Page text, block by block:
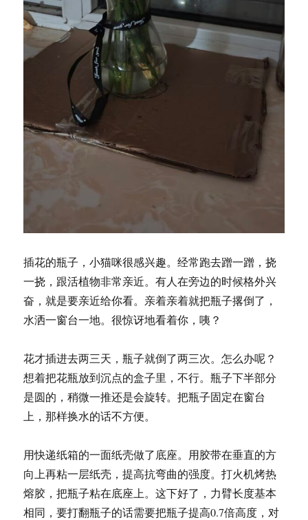
插花的瓶子，小猫咪很感兴趣。经常跑去蹭一蹭，挠
一挠，跟活植物非常亲近。有人在旁边的时候格外兴
奋，就是要亲近给你看。亲着亲着就把瓶子撂倒了，
水洒一窗台一地。很惊讶地看着你，咦？
花才插进去两三天，瓶子就倒了两三次。怎么办呢？
想着把花瓶放到沉点的盒子里，不行。瓶子下半部分
是圆的，稍微一推还是会旋转。把瓶子固定在窗台
上，那样换水的话不方便。
用快递纸箱的一面纸壳做了底座。用胶带在垂直的方
向上再粘一层纸壳，提高抗弯曲的强度。打火机烤热
熔胶，把瓶子粘在底座上。这下好了，力臂长度基本
相同，要打翻瓶子的话需要把瓶子提高0.7倍高度，对